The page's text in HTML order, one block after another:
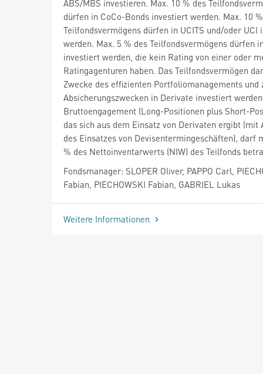
ABS/MBS investieren. Max. 10 % des
dürfen in CoCo-Bonds investiert werden. Max. 10
Teilfondsvermögens dürfen in UCITS und/oder UCI
werden. Max. 5 % des Teilfondsvermögens dürfen
investiert werden, die kein Rating von einer oder
Ratingagenturen haben. Das Teilfondsvermögen
Zwecke des effizienten Portfoliomanagements und
Absicherungszwecken in Derivate investiert
Bruttoengagement (Long-Positionen plus Short-
das sich aus dem Einsatz von Derivaten ergibt (mit
des Einsatzes von Devisentermingeschäften), darf
% des Nettoinventarwerts (NIW) des Teilfonds
Fondsmanager: SLOPER Oliver, PAPPO Carl,
Fabian, PIECHOWSKI Fabian, GABRIEL Lukas
Weitere Informationen